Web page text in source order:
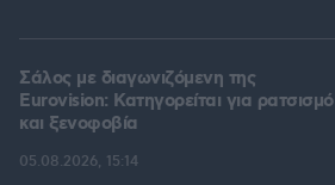
Σάλος με διαγωνιζόμενη της
Eurovision: Κατηγορείται για ρατσισμό
και ξενοφοβία
05.08.2026, 15:14